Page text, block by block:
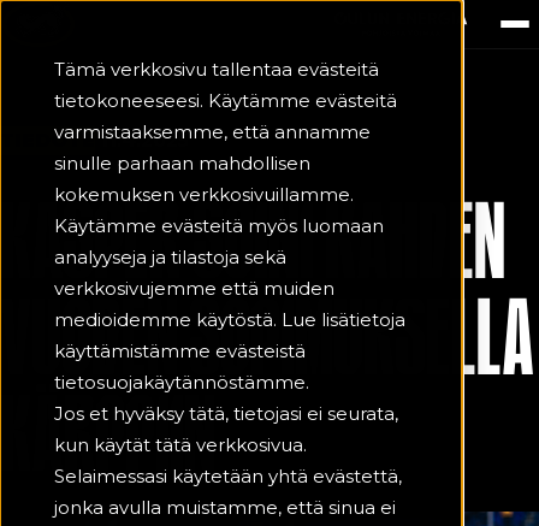
Tämä verkkosivu tallentaa evästeitä
tietokoneeseesi. Käytämme evästeitä
varmistaaksemme, että annamme
sinulle parhaan mahdollisen
kokemuksen verkkosivuillamme.
Käytämme evästeitä myös luomaan
analyyseja ja tilastoja sekä
verkkosivujemme että muiden
medioidemme käytöstä. Lue lisätietoja
käyttämistämme evästeistä
tietosuojakäytännöstämme.
Jos et hyväksy tätä, tietojasi ei seurata,
kun käytät tätä verkkosivua.
Selaimessasi käytetään yhtä evästettä,
jonka avulla muistamme, että sinua ei
TIEDOTE 11.4.2025
KASPER SOINI KAHDEN
VUODEN SOPIMUKSELLA
KÄRPPIIN